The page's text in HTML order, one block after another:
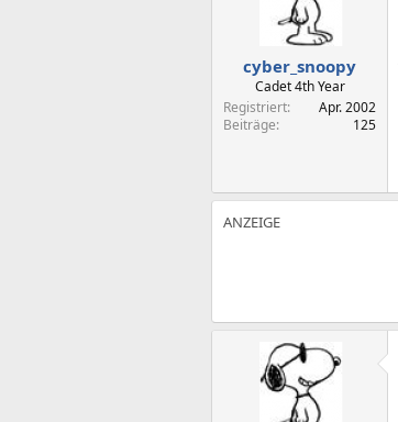
a
cyber_snoopy
Cadet 4th Year
Registriert
Apr. 2002
Beiträge
125